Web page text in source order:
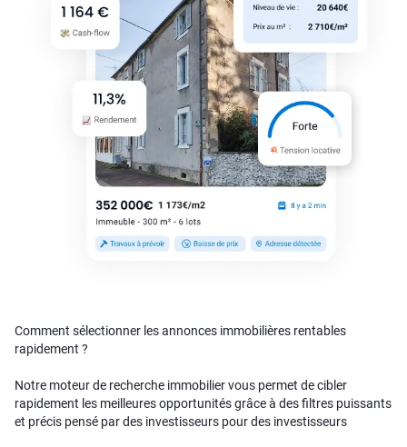
Comment sélectionner les annonces immobilières rentables
rapidement ?
Notre moteur de recherche immobilier vous permet de cibler
rapidement les meilleures opportunités grâce à des filtres puissants
et précis pensé par des investisseurs pour des investisseurs